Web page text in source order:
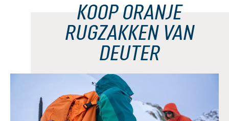
KOOP ORANJE
RUGZAKKEN VAN
DEUTER